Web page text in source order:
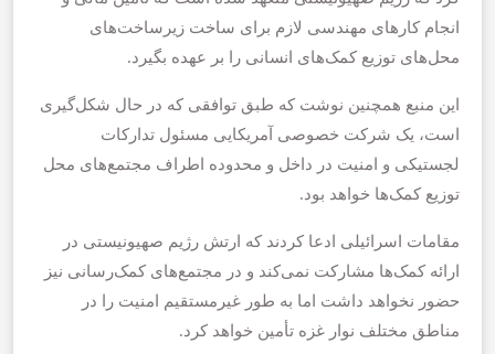
انجام کارهای مهندسی لازم برای ساخت زیرساخت‌های
محل‌های توزیع کمک‌های انسانی را بر عهده بگیرد.
این منبع همچنین نوشت که طبق توافقی که در حال شکل‌گیری
است، یک شرکت خصوصی آمریکایی مسئول تدارکات
لجستیکی و امنیت در داخل و محدوده اطراف مجتمع‌های محل
توزیع کمک‌ها خواهد بود.
مقامات اسرائیلی ادعا کردند که ارتش رژیم صهیونیستی در
ارائه کمک‌ها مشارکت نمی‌کند و در مجتمع‌های کمک‌رسانی نیز
حضور نخواهد داشت اما به طور غیرمستقیم امنیت را در
مناطق مختلف نوار غزه تأمین خواهد کرد.